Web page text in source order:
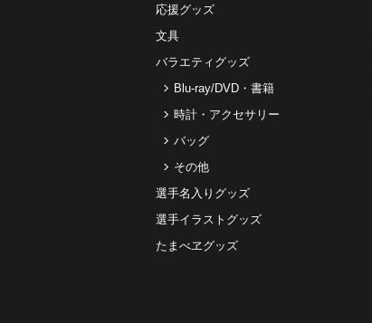
応援グッズ
文具
バラエティグッズ
Blu-ray/DVD・書籍
時計・アクセサリー
バッグ
その他
選手名入りグッズ
選手イラストグッズ
たまべヱグッズ